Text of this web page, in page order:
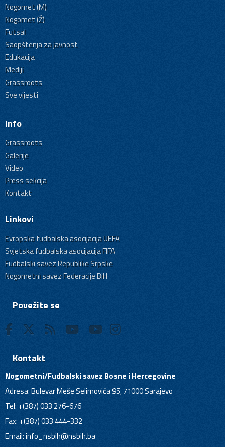
Nogomet (M)
Nogomet (Ž)
Futsal
Saopštenja za javnost
Edukacija
Mediji
Grassroots
Sve vijesti
Info
Grassroots
Galerije
Video
Press sekcija
Kontakt
Linkovi
Evropska fudbalska asocijacija UEFA
Svjetska fudbalska asocijacija FIFA
Fudbalski savez Republike Srpske
Nogometni savez Federacije BiH
Povežite se
Kontakt
Nogometni/Fudbalski savez Bosne i Hercegovine
Adresa: Bulevar Meše Selimovića 95, 71000 Sarajevo
Tel: +(387) 033 276-676
Fax: +(387) 033 444-332
Email:info_nsbih@nsbih.ba